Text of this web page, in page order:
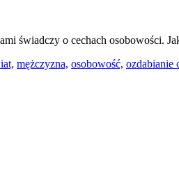
świadczy o cechach osobowości.
mężczyzna, osobowość, ozdabianie